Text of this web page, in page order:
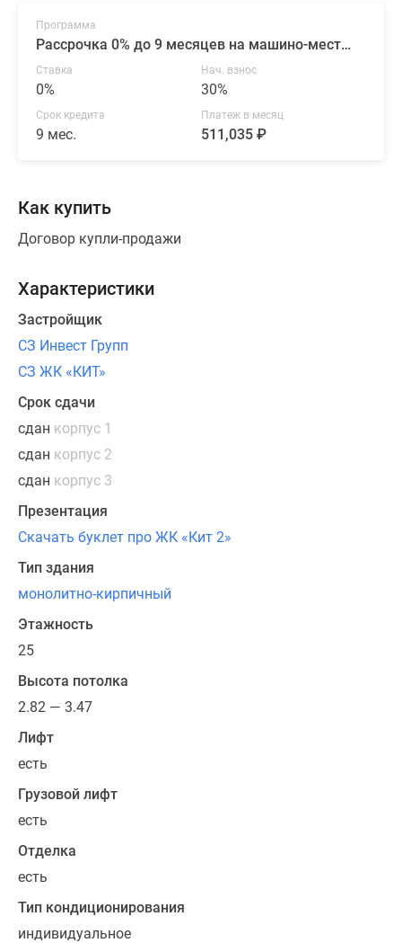
Программа
Рассрочка 0% до 9 месяцев на машино-места и кладовые от СЗ ЖК «КИТ»
Ставка
0%
Нач. взнос
30%
Срок кредита
9 мес.
Платеж в месяц
511,035 ₽
Как купить
Договор купли-продажи
Характеристики
Застройщик
СЗ Инвест Групп
СЗ ЖК «КИТ»
Срок сдачи
сдан корпус 1
сдан корпус 2
сдан корпус 3
Презентация
Скачать буклет про ЖК «Кит 2»
Тип здания
монолитно-кирпичный
Этажность
25
Высота потолка
2.82 — 3.47
Лифт
есть
Грузовой лифт
есть
Отделка
есть
Тип кондиционирования
индивидуальное